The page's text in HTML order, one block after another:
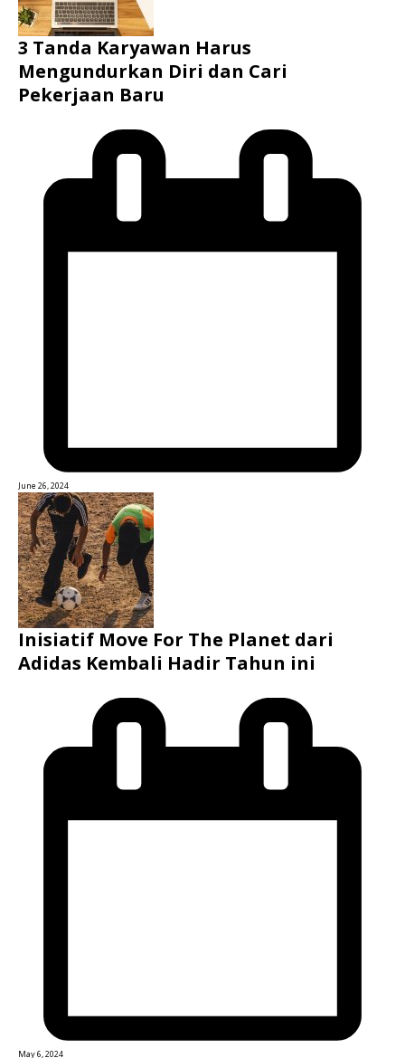
3 Tanda Karyawan Harus
Mengundurkan Diri dan Cari
Pekerjaan Baru
June 26, 2024
Inisiatif Move For The Planet dari
Adidas Kembali Hadir Tahun ini
May 6, 2024